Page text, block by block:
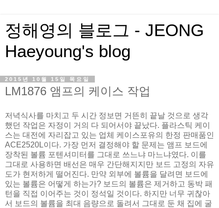
정해영의 블로그 - JEONG
Haeyoung's blog
2015년 10월 15일 목요일
LM1876 앰프의 케이스 작업
저녁식사를 마치고 두 시간 정보면 거뜬히 끝날 것으로 생각
했던 작업은 자정이 거의 다 되어서야 끝났다. 플라스틱 케이
스는 대전에 자리잡고 있는 업체 케이스포유의 한정 판매품인
ACE2520L이다. 가장 먼저 결정해야 할 문제는 앰프 보드에
장착된 볼륨 포텐셔미터를 그대로 쓰느냐 마느냐였다. 이를
그대로 사용하면 배선은 매우 간단해지지만 보드 고정의 자유
도가 현저하게 떨어진다. 만약 외부에 볼륨을 달려면 보드에
있는 볼륨은 어떻게 하는가? 보드의 볼륨은 제거하고 동박 패
턴을 직접 이어주는 것이 정석일 것이다. 하지만 너무 귀찮아
서 보드의 볼륨을 최대 음량으로 돌려서 그대로 둔 채 집에 굴